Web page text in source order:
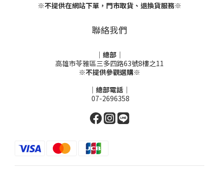
※不提供在網站下單，門市取貨、退換貨服務※
聯絡我們
｜總部｜
高雄市苓雅區三多四路63號8樓之11
※不提供參觀選購※
｜總部電話｜
07-2696358